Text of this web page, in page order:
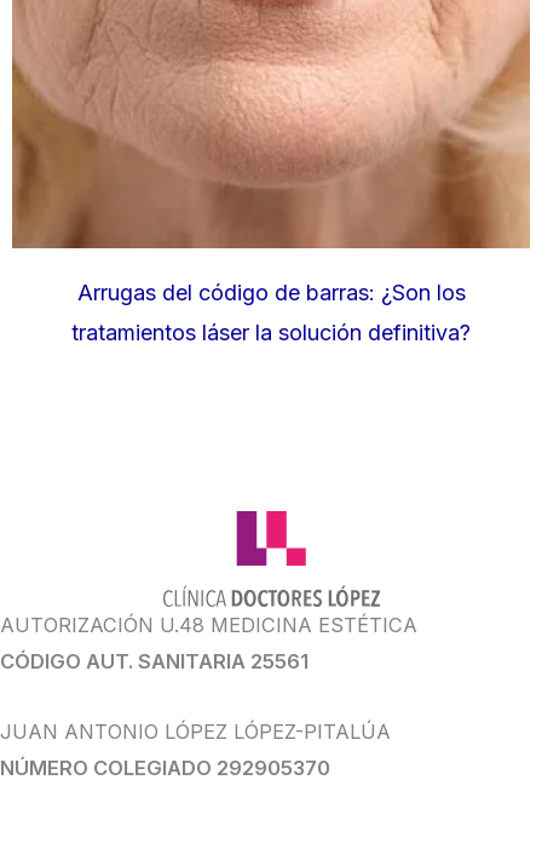
Arrugas del código de barras: ¿Son los
tratamientos láser la solución definitiva?
AUTORIZACIÓN U.48 MEDICINA ESTÉTICA
CÓDIGO AUT. SANITARIA 25561
JUAN ANTONIO LÓPEZ LÓPEZ-PITALÚA
NÚMERO COLEGIADO 292905370